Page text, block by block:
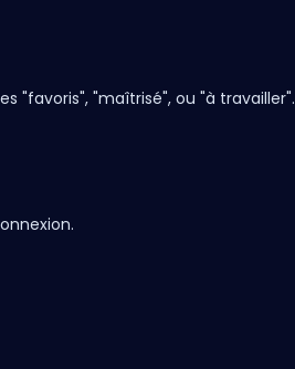
"favoris", "maîtrisé", ou "à travailler".